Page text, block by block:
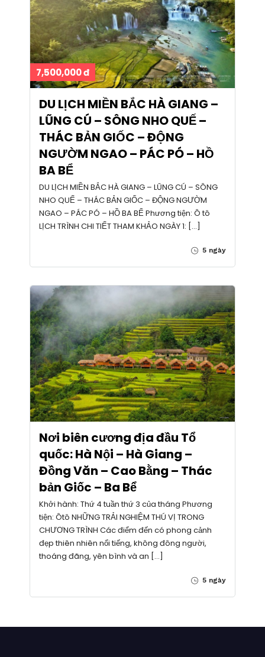
7,500,000 đ
DU LỊCH MIỀN BẮC HÀ GIANG –
LŨNG CÚ – SÔNG NHO QUẾ –
THÁC BẢN GIỐC – ĐỘNG
NGƯỜM NGAO – PÁC PÓ – HỒ
BA BỂ
DU LỊCH MIỀN BẮC HÀ GIANG – LŨNG CÚ – SÔNG
NHO QUẾ – THÁC BẢN GIỐC – ĐỘNG NGƯỜM
NGAO – PÁC PÓ – HỒ BA BỂ Phương tiện: Ô tô
LỊCH TRÌNH CHI TIẾT THAM KHẢO NGÀY 1: […]
5 ngày
Nơi biên cương địa đầu Tổ
quốc: Hà Nội – Hà Giang –
Đồng Văn – Cao Bằng – Thác
bản Giốc – Ba Bể
Khởi hành: Thứ 4 tuần thứ 3 của tháng Phương
tiện: Ôtô NHỮNG TRẢI NGHIỆM THÚ VỊ TRONG
CHƯƠNG TRÌNH Các điểm đến có phong cảnh
đẹp thiên nhiên nổi tiếng, không đông người,
thoáng đãng, yên bình và an […]
5 ngày